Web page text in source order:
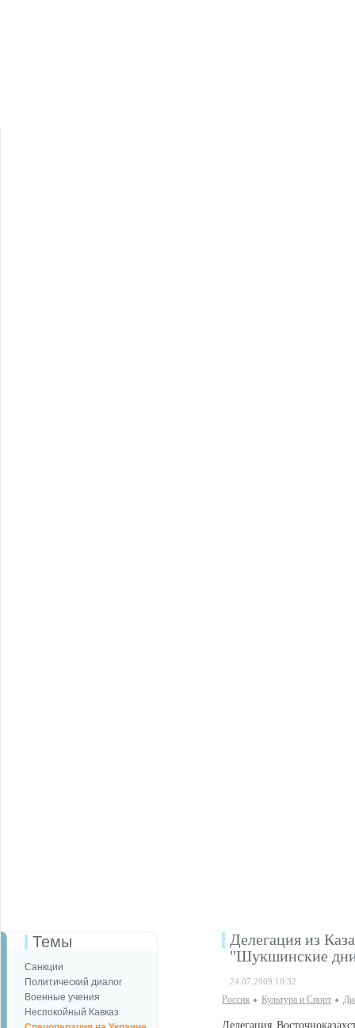
Темы
Санкции
Политический диалог
Военные учения
Неспокойный Кавказ
Делегация из
"Шукшинские
24.07.2009 10:32
Россия Культура и Спорт
Делегация